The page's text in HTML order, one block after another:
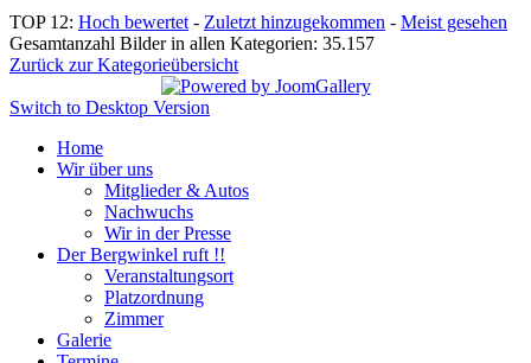
TOP 12: Hoch bewertet - Zuletzt hinzugekommen - Meist gesehen
Gesamtanzahl Bilder in allen Kategorien: 35.157
Zurück zur Kategorieübersicht
Switch to Desktop Version
Home
Wir über uns
Mitglieder & Autos
Nachwuchs
Wir in der Presse
Der Bergwinkel ruft !!
Veranstaltungsort
Platzordnung
Zimmer
Galerie